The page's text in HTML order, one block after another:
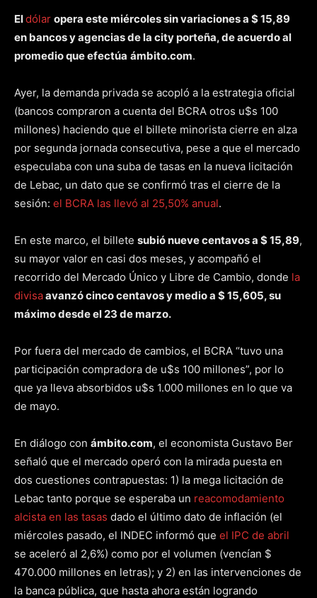
Eldólar opera este miércoles sin variaciones a $ 15,89
en bancos y agencias de la city porteña, de acuerdo al
promedio que efectúa ámbito.com.
Ayer, la demanda privada se acopló a la estrategia oficial
(bancos compraron a cuenta del BCRA otros u$s 100
millones) haciendo que el billete minorista cierre en alza
por segunda jornada consecutiva, pese a que el mercado
especulaba con una suba de tasas en la nueva licitación
de Lebac, un dato que se confirmó tras el cierre de la
sesión: el BCRA las llevó al 25,50% anual.
En este marco, el billete subió nueve centavos a $ 15,89,
su mayor valor en casi dos meses, y acompañó el
recorrido del Mercado Único y Libre de Cambio, donde la
divisaavanzó cinco centavos y medio a $ 15,605, su
máximo desde el 23 de marzo.
Por fuera del mercado de cambios, el BCRA “tuvo una
participación compradora de u$s 100 millones”, por lo
que ya lleva absorbidos u$s 1.000 millones en lo que va
de mayo.
En diálogo con ámbito.com, el economista Gustavo Ber
señaló que el mercado operó con la mirada puesta en
dos cuestiones contrapuestas: 1) la mega licitación de
Lebac tanto porque se esperaba un reacomodamiento
alcista en las tasas dado el último dato de inflación (el
miércoles pasado, el INDEC informó que el IPC de abril
se aceleró al 2,6%) como por el volumen (vencían $
470.000 millones en letras); y 2) en las intervenciones de
la banca pública, que hasta ahora están logrando